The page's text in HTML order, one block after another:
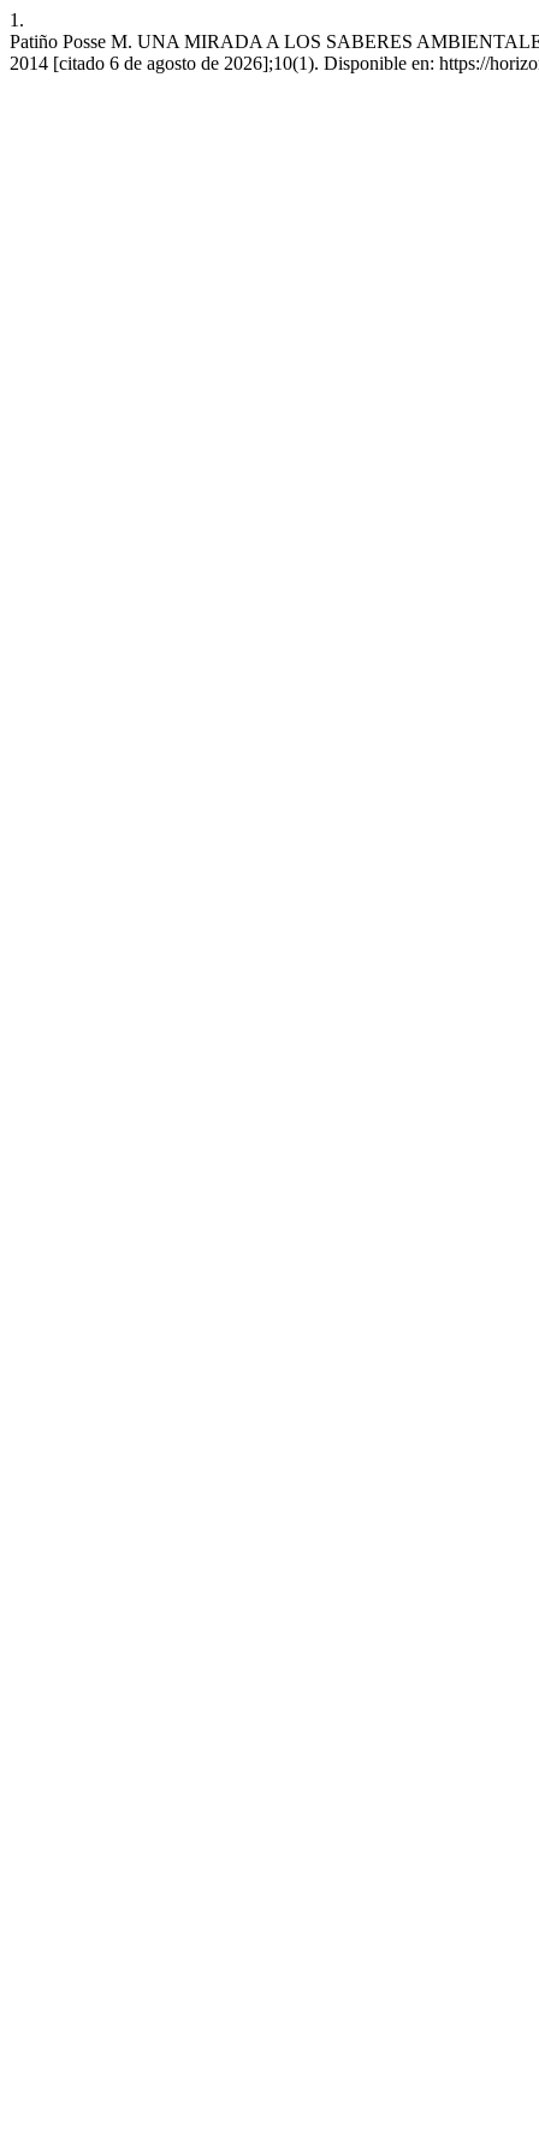
1.
Patiño Posse M. UNA MIRADA A LOS SABERES
2014 [citado 6 de agosto de 2026];10(1). Disponible en: https://